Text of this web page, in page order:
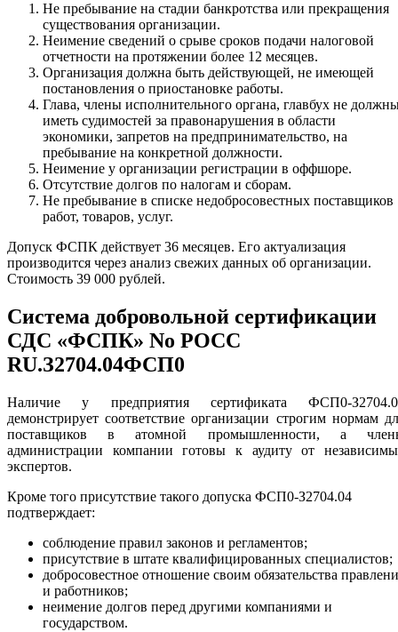
Не пребывание на стадии банкротства или прекращения
существования организации.
Неимение сведений о срыве сроков подачи налоговой
отчетности на протяжении более 12 месяцев.
Организация должна быть действующей, не имеющей
постановления о приостановке работы.
Глава, члены исполнительного органа, главбух не
иметь судимостей за правонарушения в области
экономики, запретов на предпринимательство, на
пребывание на конкретной должности.
Неимение у организации регистрации в оффшоре.
Отсутствие долгов по налогам и сборам.
Не пребывание в списке недобросовестных поставщиков
работ, товаров, услуг.
Допуск ФСПК действует 36 месяцев. Его актуализация
производится через анализ свежих данных об организации.
Стоимость 39 000 рублей.
Система добровольной сертификации
СДС «ФСПК» No РОСС
RU.З2704.04ФСП0
Наличие у предприятия сертификата ФСП0-
демонстрирует соответствие организации строгим нормам
поставщиков в атомной промышленности, а
администрации компании готовы к аудиту от
экспертов.
Кроме того присутствие такого допуска ФСП0-З2704.04
подтверждает:
соблюдение правил законов и регламентов;
присутствие в штате квалифицированных специалистов;
добросовестное отношение своим обязательства
и работников;
неимение долгов перед другими компаниями и
государством.